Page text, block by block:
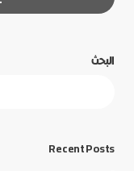
البحث
Recent Posts